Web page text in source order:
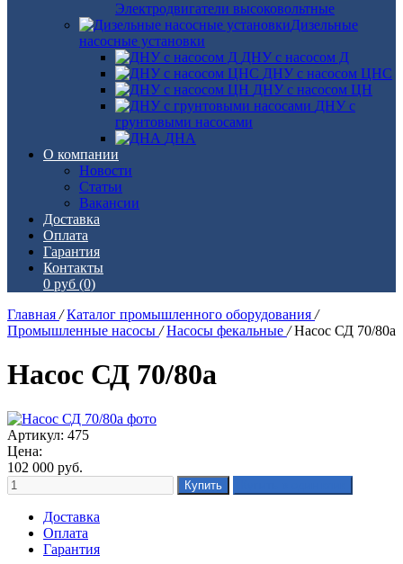
Электродвигатели высоковольтные
Дизельные
насосные установки
ДНУ с насосом Д
ДНУ с насосом ЦНС
ДНУ с насосом ЦН
ДНУ с
грунтовыми насосами
ДНА
О компании
Новости
Статьи
Вакансии
Доставка
Оплата
Гарантия
Контакты
0 руб (0)
Главная / Каталог промышленного оборудования /
Промышленные насосы / Насосы фекальные / Насос СД 70/80а
Насос СД 70/80а
Артикул: 475
Цена:
102 000 руб.
Доставка
Оплата
Гарантия